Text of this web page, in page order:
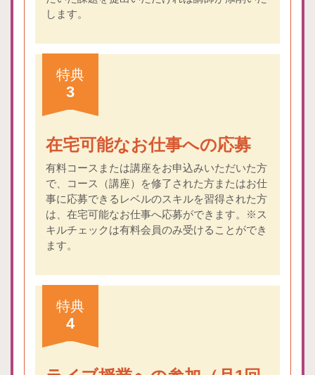
します。
特典
3
在宅可能なお仕事への応募
有料コースまたは講座をお申込みいただいた方
で、コース（講座）を修了された方またはお仕
事に応募できるレベルのスキルを習得された方
は、在宅可能なお仕事へ応募ができます。※ス
キルチェックは有料会員のみ受けることができ
ます。
特典
4